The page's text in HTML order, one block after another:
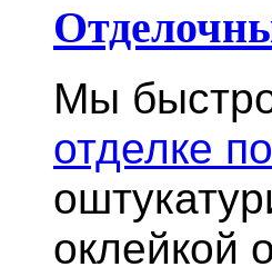
Мы
отделке
оклейкой